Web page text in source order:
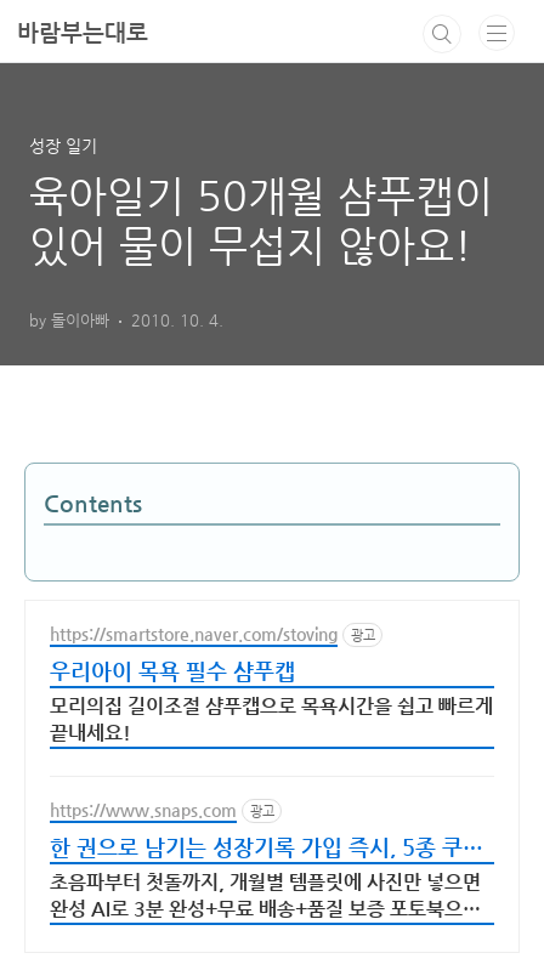
바람부는대로
성장 일기
육아일기 50개월 샴푸캡이
있어 물이 무섭지 않아요!
by 돌이아빠 2010. 10. 4.
Contents
https://smartstore.naver.com/stoving 광고
우리아이 목욕 필수 샴푸캡
모리의집 길이조절 샴푸캡으로 목욕시간을 쉽고 빠르게
끝내세요!
https://www.snaps.com 광고
한 권으로 남기는 성장기록 가입 즉시, 5종 쿠폰
지급!
초음파부터 첫돌까지, 개월별 템플릿에 사진만 넣으면
완성 AI로 3분 완성+무료 배송+품질 보증 포토북으로